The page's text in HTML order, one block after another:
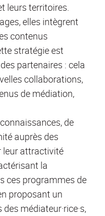
leurs territoires.
elles intègrent
contenus
stratégie est
partenaires : cela
collaborations,
de médiation,
de
auprès des
leur attractivité
la
ces programmes de
proposant un
médiateur·rice·s,